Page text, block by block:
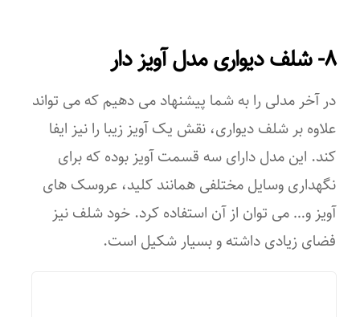
شکل محصول
شش ضلعی
سازگار با محیط
سالن پذیرایی
سالن اداری
۸- شلف دیواری مدل آویز دار
در آخر مدلی را به شما پیشنهاد می دهیم که می تواند
علاوه بر شلف دیواری، نقش یک آویز زیبا را نیز ایفا
کند. این مدل دارای سه قسمت آویز بوده که برای
نگهداری وسایل مختلفی همانند کلید، عروسک های
آویز و… می توان از آن استفاده کرد. خود شلف نیز
فضای زیادی داشته و بسیار شکیل است.